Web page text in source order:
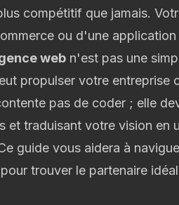
compétitif que jamais.
ou d'une
web n'est pas une
propulser votre entreprise
pas de coder ; elle
et traduisant votre vision en
guide vous aidera à
trouver le partenaire